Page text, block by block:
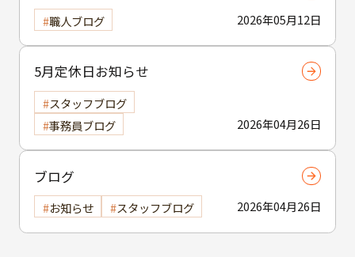
2026年05月12日
職人ブログ
5月定休日お知らせ
2026年04月26日
スタッフブログ
事務員ブログ
ブログ
2026年04月26日
お知らせ スタッフブログ